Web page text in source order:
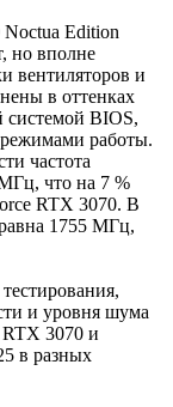
Edition
но вполне
вентиляторов и
в оттенках
системой BIOS,
работы.
частота
МГц, что на 7 %
RTX 3070. В
1755 МГц,
и уровня шума
RTX 3070 и
в разных